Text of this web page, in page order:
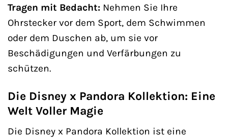
Tragen mit Bedacht: Nehmen Sie Ihre
Ohrstecker vor dem Sport, dem Schwimmen
oder dem Duschen ab, um sie vor
Beschädigungen und Verfärbungen zu
schützen.
Die Disney x Pandora Kollektion: Eine
Welt Voller Magie
Die Disney x Pandora Kollektion ist eine